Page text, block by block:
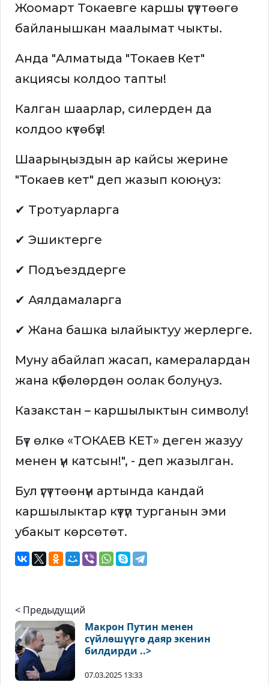
Жоомарт Токаевге каршы үгүттөөгө
байланышкан маалымат чыкты.
Анда "Алматыда "Токаев Кет"
акциясы колдоо тапты!
Калган шаарлар, силерден да
колдоо күтөбүз!
Шаарыңыздын ар кайсы жерине
"Токаев кет" деп жазып коюңуз:
✔ Тротуарларга
✔ Эшиктерге
✔ Подъезддерге
✔ Аялдамаларга
✔ Жана башка ылайыктуу жерлерге.
Муну абайлап жасап, камералардан
жана күбөлөрдөн оолак болуңуз.
Казакстан – каршылыктын символу!
Бүт өлкө «ТОКАЕВ КЕТ» деген жазуу
менен үн катсын!", - деп жазылган.
Бул үгүттөөнүн артында кандай
каршылыктар күтүп турганын эми
убакыт көрсөтөт.
< Предыдущий
Макрон Путин менен
сүйлөшүүгө даяр экенин
билдирди ..>
07.03.2025 13:33